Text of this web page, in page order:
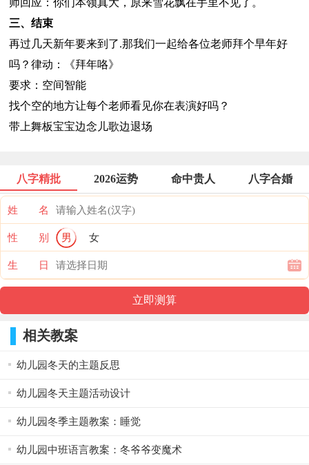
三、结束
再过几天新年要来到了.那我们一起给各位老师拜个早年好
吗？律动：《拜年咯》
要求：空间智能
找个空的地方让每个老师看见你在表演好吗？
带上舞板宝宝边念儿歌边退场
八字精批 2026运势 命中贵人 八字合婚
姓 名
性 别 男 女
生 日
相关教案
幼儿园冬天的主题反思
幼儿园冬天主题活动设计
幼儿园冬季主题教案：睡觉
幼儿园中班语言教案：冬爷爷变魔术